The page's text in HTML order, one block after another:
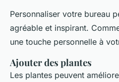
Personnaliser votre bureau
agréable et inspirant.
une touche personnelle à
Ajouter des plantes
Les plantes peuvent